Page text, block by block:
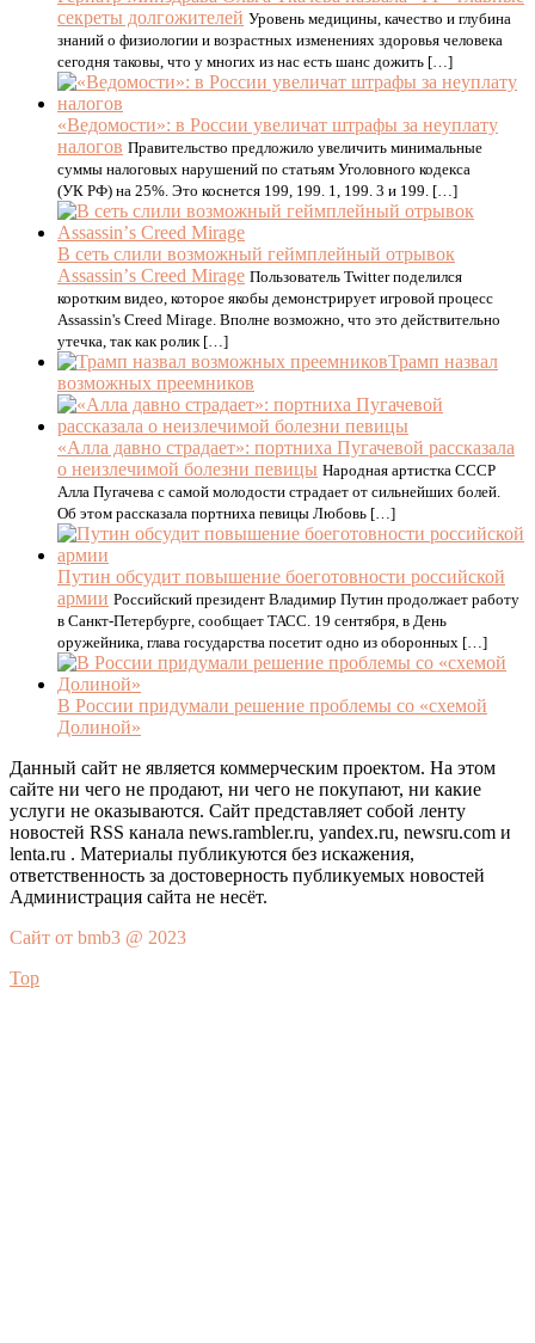
секреты долгожителей Уровень медицины, качество и глубина
знаний о физиологии и возрастных изменениях здоровья человека
сегодня таковы, что у многих из нас есть шанс дожить […]
«Ведомости»: в России увеличат штрафы за неуплату
налогов Правительство предложило увеличить минимальные
суммы налоговых нарушений по статьям Уголовного кодекса
(УК РФ) на 25%. Это коснется 199, 199. 1, 199. 3 и 199. […]
В сеть слили возможный геймплейный отрывок
Assassinʼs Creed Mirage Пользователь Twitter поделился
коротким видео, которое якобы демонстрирует игровой процесс
Assassin's Creed Mirage. Вполне возможно, что это действительно
утечка, так как ролик […]
Трамп назвал
возможных преемников
«Алла давно страдает»: портниха Пугачевой рассказала
о неизлечимой болезни певицы Народная артистка СССР
Алла Пугачева с самой молодости страдает от сильнейших болей.
Об этом рассказала портниха певицы Любовь […]
Путин обсудит повышение боеготовности российской
армии Российский президент Владимир Путин продолжает работу
в Санкт-Петербурге, сообщает ТАСС. 19 сентября, в День
оружейника, глава государства посетит одно из оборонных […]
В России придумали решение проблемы со «схемой
Долиной»
Данный сайт не является коммерческим проектом. На этом
сайте ни чего не продают, ни чего не покупают, ни какие
услуги не оказываются. Сайт представляет собой ленту
новостей RSS канала news.rambler.ru, yandex.ru, newsru.com и
lenta.ru . Материалы публикуются без искажения,
ответственность за достоверность публикуемых новостей
Администрация сайта не несёт.
Сайт от bmb3 @ 2023
Top